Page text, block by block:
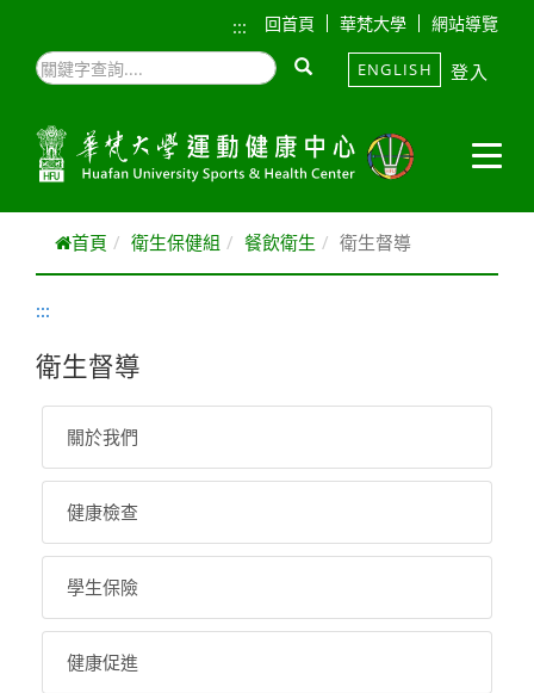
::: 回首頁 華梵大學 網站導覽
ENGLISH 登入
首頁 衛生保健組 餐飲衛生 衛生督導
:::
衛生督導
關於我們
健康檢查
學生保險
健康促進